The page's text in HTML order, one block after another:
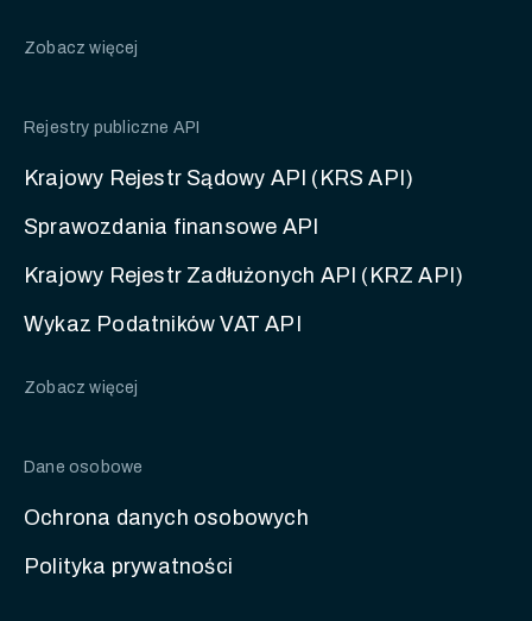
Zobacz więcej
Rejestry publiczne API
Krajowy Rejestr Sądowy API (KRS API)
Sprawozdania finansowe API
Krajowy Rejestr Zadłużonych API (KRZ API)
Wykaz Podatników VAT API
Zobacz więcej
Dane osobowe
Ochrona danych osobowych
Polityka prywatności